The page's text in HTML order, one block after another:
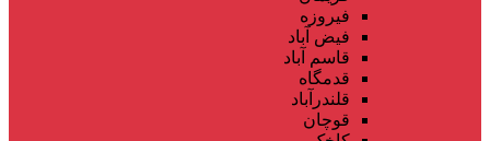
فیروزه
فیض آباد
قاسم آباد
قدمگاه
قلندرآباد
قوچان